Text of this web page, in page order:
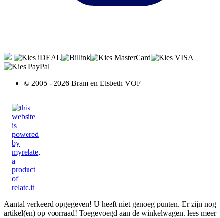
© 2005 - 2026 Bram en Elsbeth VOF
Aantal verkeerd opgegeven! U heeft niet genoeg punten. Er zijn nog
artikel(en) op voorraad! Toegevoegd aan de winkelwagen. lees meer